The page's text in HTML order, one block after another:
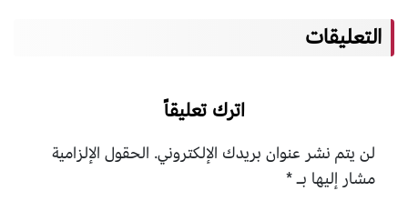
التعليقات
اترك تعليقاً
لن يتم نشر عنوان بريدك الإلكتروني. الحقول الإلزامية
مشار إليها بـ*